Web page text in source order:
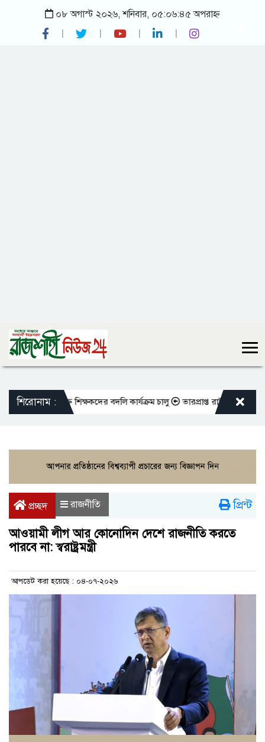
০৮ অগাস্ট ২০২৬, শনিবার, ০৫:০৬:৪৫ অপরাহ্ন
শিরোনাম :
এমপিওভুক্ত শিক্ষকদের বদলি কার্যক্রম চালু ভারপ্রাপ্ত রাষ্ট্রপতিকে শুভেচ্ছা
প্রচ্ছদ রাজনীতি প্রিন্ট
আওয়ামী লীগ আর কোনোদিন দেশে রাজনীতি করতে
পারবে না: স্বরাষ্ট্রমন্ত্রী
আপডেট করা হয়েছে : ০৪-০৭-২০২৬